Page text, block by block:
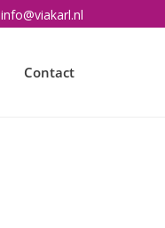
info@viakarl.nl
Contact